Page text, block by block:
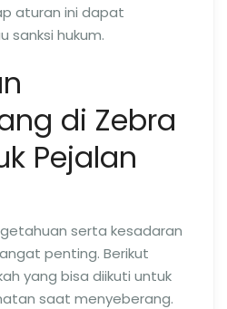
aturan ini dapat
sanksi hukum.
di Zebra
Pejalan
serta kesadaran
penting. Berikut
yang bisa diikuti untuk
saat menyeberang.